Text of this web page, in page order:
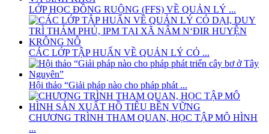
LỚP HỌC ĐỒNG RUỘNG (FFS) VỀ QUẢN LÝ ...
CÁC LỚP TẬP HUẤN VỀ QUẢN LÝ CỎ ...
Hội thảo “Giải pháp nào cho pháp phát ...
CHƯƠNG TRÌNH THAM QUAN, HỌC TẬP MÔ HÌNH
...